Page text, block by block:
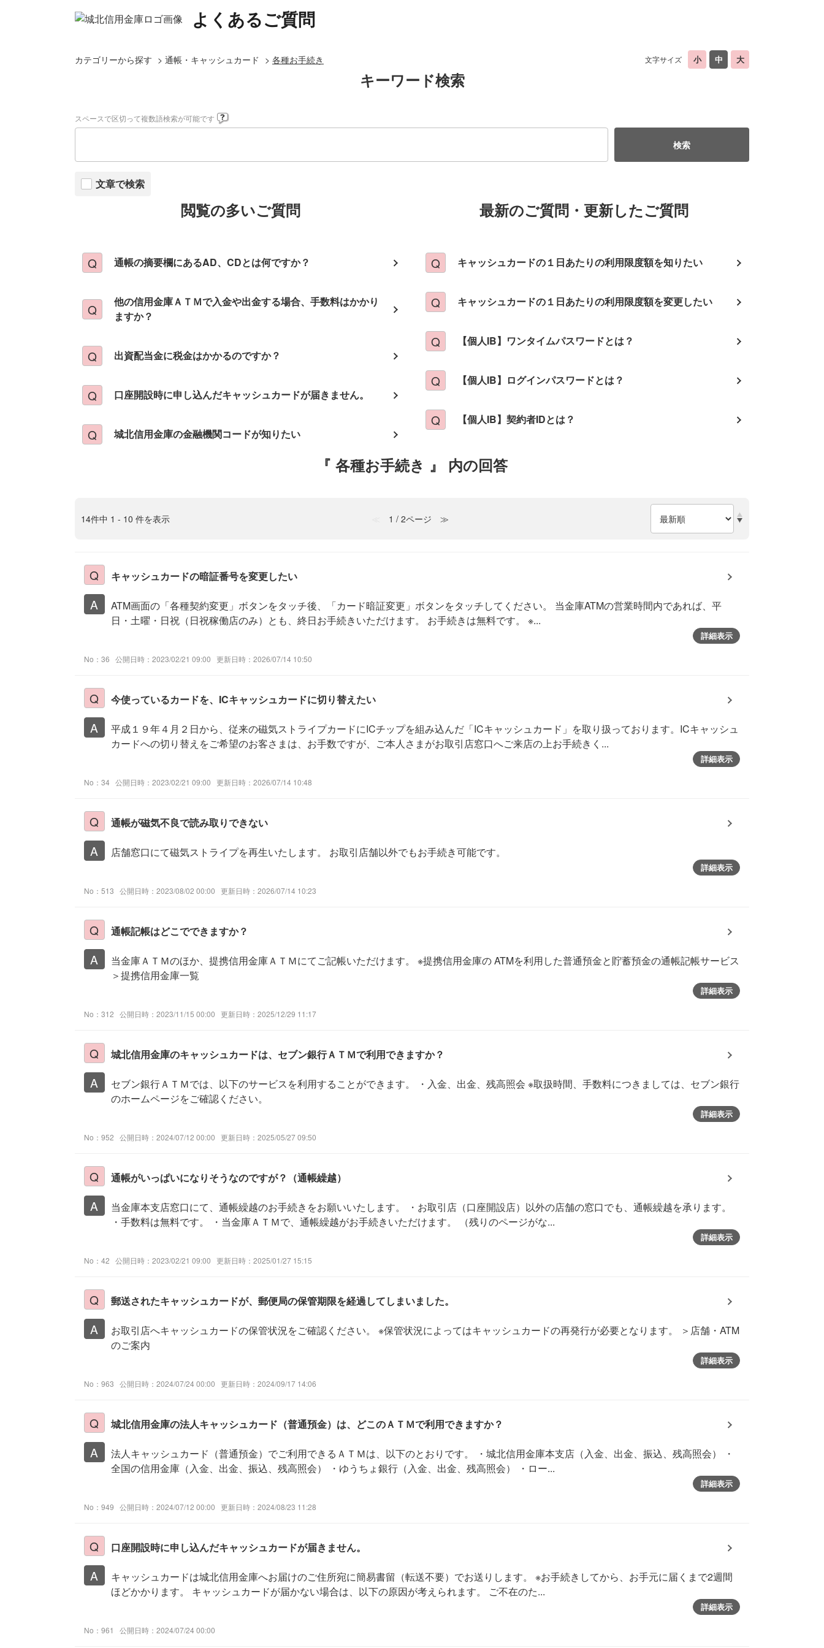
よくあるご質問
文字サイズ
カテゴリーから探す > 通帳・キャッシュカード > 各種お手続き
キーワード検索
スペースで区切って複数語検索が可能です
文章で検索
閲覧の多いご質問
通帳の摘要欄にあるAD、CDとは何ですか？
他の信用金庫ＡＴＭで入金や出金する場合、手数料はかかり
ますか？
出資配当金に税金はかかるのですか？
口座開設時に申し込んだキャッシュカードが届きません。
城北信用金庫の金融機関コードが知りたい
最新のご質問・更新したご質問
キャッシュカードの１日あたりの利用限度額を知りたい
キャッシュカードの１日あたりの利用限度額を変更したい
【個人IB】ワンタイムパスワードとは？
【個人IB】ログインパスワードとは？
【個人IB】契約者IDとは？
『 各種お手続き 』 内の回答
14件中 1 - 10 件を表示 1 / 2ページ ≫
キャッシュカードの暗証番号を変更したい
ATM画面の「各種契約変更」ボタンをタッチ後、「カード暗証変更」ボタンをタッチしてください。 当金庫ATMの営業時間内であれば、平
日・土曜・日祝（日祝稼働店のみ）とも、終日お手続きいただけます。 お手続きは無料です。 ※...
詳細表示
No：36 公開日時：2023/02/21 09:00 更新日時：2026/07/14 10:50
今使っているカードを、ICキャッシュカードに切り替えたい
平成１９年４月２日から、従来の磁気ストライプカードにICチップを組み込んだ「ICキャッシュカード」を取り扱っております。ICキャッシュ
カードへの切り替えをご希望のお客さまは、お手数ですが、ご本人さまがお取引店窓口へご来店の上お手続きく...
詳細表示
No：34 公開日時：2023/02/21 09:00 更新日時：2026/07/14 10:48
通帳が磁気不良で読み取りできない
店舗窓口にて磁気ストライプを再生いたします。 お取引店舗以外でもお手続き可能です。
詳細表示
No：513 公開日時：2023/08/02 00:00 更新日時：2026/07/14 10:23
通帳記帳はどこでできますか？
当金庫ＡＴＭのほか、提携信用金庫ＡＴＭにてご記帳いただけます。 ※提携信用金庫の ATMを利用した普通預金と貯蓄預金の通帳記帳サービス
＞提携信用金庫一覧
詳細表示
No：312 公開日時：2023/11/15 00:00 更新日時：2025/12/29 11:17
城北信用金庫のキャッシュカードは、セブン銀行ＡＴＭで利用できますか？
セブン銀行ＡＴＭでは、以下のサービスを利用することができます。 ・入金、出金、残高照会 ※取扱時間、手数料につきましては、セブン銀行
のホームページをご確認ください。
詳細表示
No：952 公開日時：2024/07/12 00:00 更新日時：2025/05/27 09:50
通帳がいっぱいになりそうなのですが？（通帳繰越）
当金庫本支店窓口にて、通帳繰越のお手続きをお願いいたします。 ・お取引店（口座開設店）以外の店舗の窓口でも、通帳繰越を承ります。
・手数料は無料です。 ・当金庫ＡＴＭで、通帳繰越がお手続きいただけます。 （残りのページがな...
詳細表示
No：42 公開日時：2023/02/21 09:00 更新日時：2025/01/27 15:15
郵送されたキャッシュカードが、郵便局の保管期限を経過してしまいました。
お取引店へキャッシュカードの保管状況をご確認ください。 ※保管状況によってはキャッシュカードの再発行が必要となります。 ＞店舗・ATM
のご案内
詳細表示
No：963 公開日時：2024/07/24 00:00 更新日時：2024/09/17 14:06
城北信用金庫の法人キャッシュカード（普通預金）は、どこのＡＴＭで利用できますか？
法人キャッシュカード（普通預金）でご利用できるＡＴＭは、以下のとおりです。 ・城北信用金庫本支店（入金、出金、振込、残高照会） ・
全国の信用金庫（入金、出金、振込、残高照会） ・ゆうちょ銀行（入金、出金、残高照会） ・ロー...
詳細表示
No：949 公開日時：2024/07/12 00:00 更新日時：2024/08/23 11:28
口座開設時に申し込んだキャッシュカードが届きません。
キャッシュカードは城北信用金庫へお届けのご住所宛に簡易書留（転送不要）でお送りします。 ※お手続きしてから、お手元に届くまで2週間
ほどかかります。 キャッシュカードが届かない場合は、以下の原因が考えられます。 ご不在のた...
詳細表示
No：961 公開日時：2024/07/24 00:00